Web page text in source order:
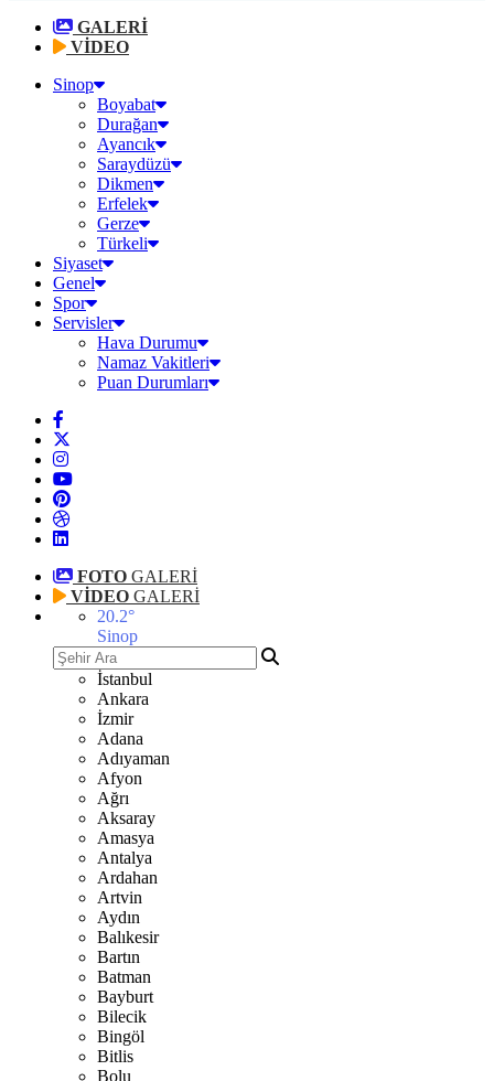
GALERİ
VİDEO
Sinop
Boyabat
Durağan
Ayancık
Saraydüzü
Dikmen
Erfelek
Gerze
Türkeli
Siyaset
Genel
Spor
Servisler
Hava Durumu
Namaz Vakitleri
Puan Durumları
FOTO GALERİ
VİDEO GALERİ
20.2°
Sinop
İstanbul
Ankara
İzmir
Adana
Adıyaman
Afyon
Ağrı
Aksaray
Amasya
Antalya
Ardahan
Artvin
Aydın
Balıkesir
Bartın
Batman
Bayburt
Bilecik
Bingöl
Bitlis
Bolu